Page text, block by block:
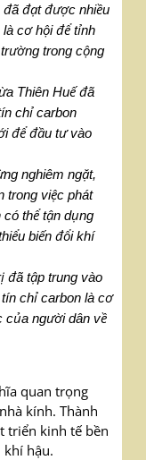
đạt được nhiều
cơ hội để tỉnh
trong cộng
Thiên Huế đã
chỉ carbon
để đầu tư vào
nghiêm ngặt,
trong việc phát
thể tận dụng
biến đổi khí
đã tập trung vào
chỉ carbon là cơ
của người dân về
quan trọng
kính. Thành
triển kinh tế bền
khí hậu.